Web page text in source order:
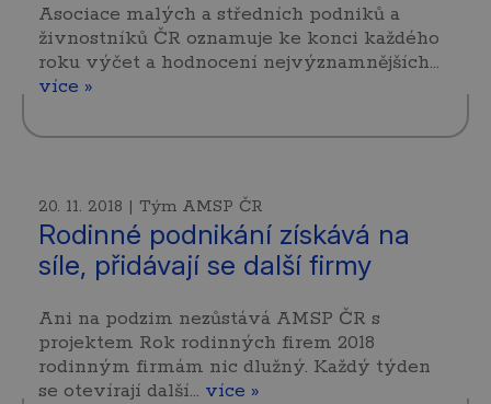
Asociace malých a středních podniků a
živnostníků ČR oznamuje ke konci každého
roku výčet a hodnocení nejvýznamnějších…
více »
20. 11. 2018 | Tým AMSP ČR
Rodinné podnikání získává na
síle, přidávají se další firmy
Ani na podzim nezůstává AMSP ČR s
projektem Rok rodinných firem 2018
rodinným firmám nic dlužný. Každý týden
se otevírají další… více »